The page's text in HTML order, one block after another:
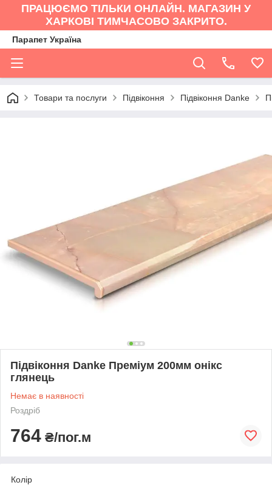
ПРАЦЮЄМО ТІЛЬКИ ОНЛАЙН. МАГАЗИН У
ХАРКОВІ ТИМЧАСОВО ЗАКРИТО.
Парапет Україна
Товари та послуги Підвіконня Підвіконня Danke
Підвіконня Danke Преміум 200мм онікс
глянець
Немає в наявності
Роздріб
764 ₴/пог.м
Колір